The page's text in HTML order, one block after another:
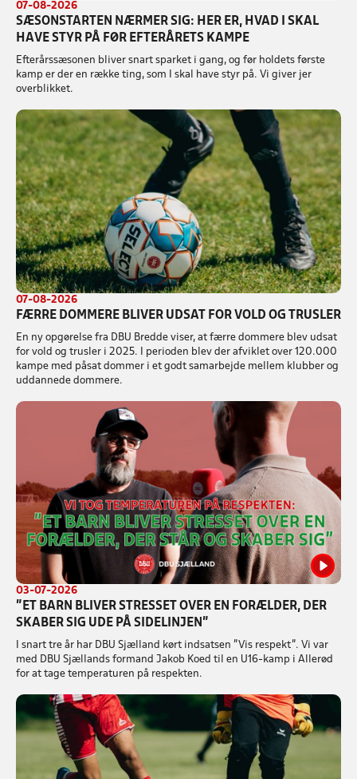
07-08-2026
SÆSONSTARTEN NÆRMER SIG: HER ER, HVAD I SKAL
HAVE STYR PÅ FØR EFTERÅRETS KAMPE
Efterårssæsonen bliver snart sparket i gang, og før holdets første
kamp er der en række ting, som I skal have styr på. Vi giver jer
overblikket.
07-08-2026
FÆRRE DOMMERE BLIVER UDSAT FOR VOLD OG TRUSLER
En ny opgørelse fra DBU Bredde viser, at færre dommere blev udsat
for vold og trusler i 2025. I perioden blev der afviklet over 120.000
kampe med påsat dommer i et godt samarbejde mellem klubber og
uddannede dommere.
03-07-2026
”ET BARN BLIVER STRESSET OVER EN FORÆLDER, DER
SKABER SIG UDE PÅ SIDELINJEN”
I snart tre år har DBU Sjælland kørt indsatsen ”Vis respekt”. Vi var
med DBU Sjællands formand Jakob Koed til en U16-kamp i Allerød
for at tage temperaturen på respekten.